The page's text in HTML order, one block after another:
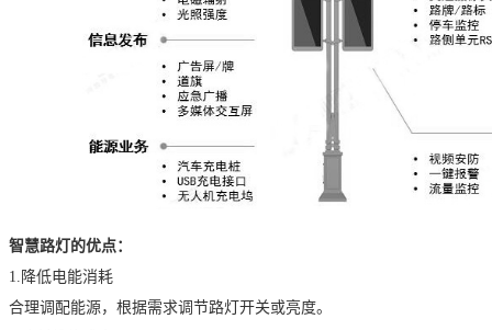
智慧路灯的优点：
1. 降低电能消耗
合理调配能源，根据需求调节路灯开关或亮度。